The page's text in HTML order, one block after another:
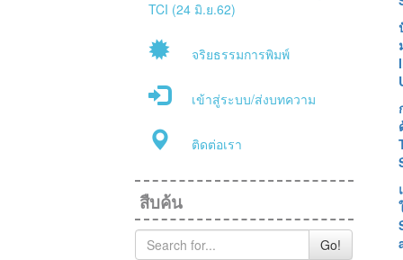
TCI (24 มิ.ย.62)
จริยธรรมการพิมพ์
เข้าสู่ระบบ/ส่งบทความ
ติดต่อเรา
สืบค้น
Go!